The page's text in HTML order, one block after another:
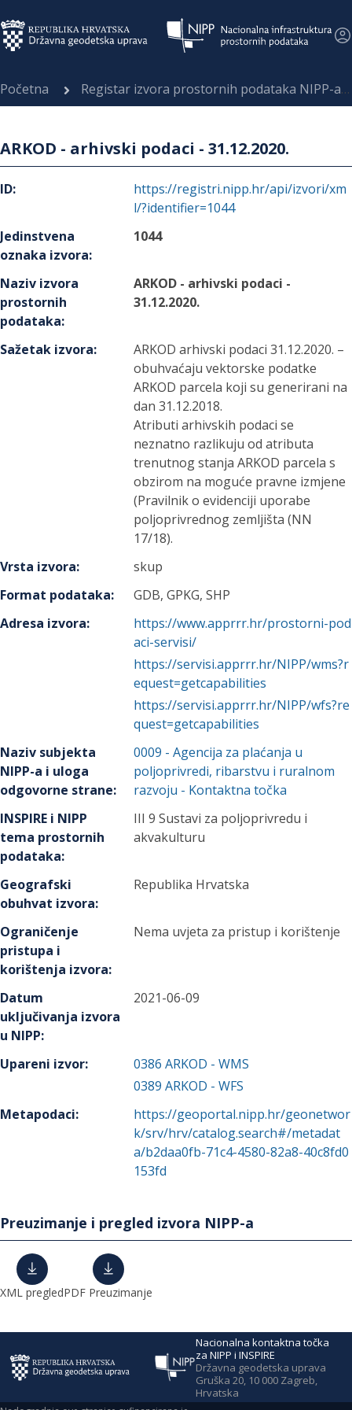
Početna Registar izvora prostornih podataka NIPP-a
ARKOD - arhivski podaci - 31.12.2020.
ID:
https://registri.nipp.hr/api/izvori/xm
l/?identifier=1044
Jedinstvena
oznaka izvora:
1044
Naziv izvora
prostornih
podataka:
ARKOD - arhivski podaci -
31.12.2020.
Sažetak izvora:
ARKOD arhivski podaci 31.12.2020. –
obuhvaćaju vektorske podatke
ARKOD parcela koji su generirani na
dan 31.12.2018.
Atributi arhivskih podaci se
neznatno razlikuju od atributa
trenutnog stanja ARKOD parcela s
obzirom na moguće pravne izmjene
(Pravilnik o evidenciji uporabe
poljoprivrednog zemljišta (NN
17/18).
Vrsta izvora:
skup
Format podataka:
GDB, GPKG, SHP
Adresa izvora:
https://www.apprrr.hr/prostorni-pod
aci-servisi/
https://servisi.apprrr.hr/NIPP/wms?r
equest=getcapabilities
https://servisi.apprrr.hr/NIPP/wfs?re
quest=getcapabilities
Naziv subjekta
NIPP-a i uloga
odgovorne strane:
0009 -Agencija za plaćanja u
poljoprivredi, ribarstvu i ruralnom
razvoju - Kontaktna točka
INSPIRE i NIPP
tema prostornih
podataka:
III 9 Sustavi za poljoprivredu i
akvakulturu
Geografski
obuhvat izvora:
Republika Hrvatska
Ograničenje
pristupa i
korištenja izvora:
Nema uvjeta za pristup i korištenje
Datum
uključivanja izvora
u NIPP:
2021-06-09
Upareni izvor: 0386 ARKOD - WMS
0389 ARKOD - WFS
Metapodaci:
https://geoportal.nipp.hr/geonetwor
k/srv/hrv/catalog.search#/metadat
a/b2daa0fb-71c4-4580-82a8-40c8fd0
153fd
Preuzimanje i pregled izvora NIPP-a
XML pregledPDF Preuzimanje
Nacionalna kontaktna točka
za NIPP i INSPIRE
Državna geodetska uprava
Gruška 20, 10 000 Zagreb,
Hrvatska